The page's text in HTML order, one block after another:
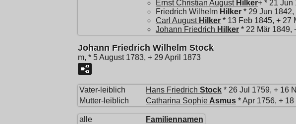
Ernst Christian August Hilker+ * 21 Jun
Friedrich Wilhelm Hilker * 29 Jun
Carl August Hilker * 13 Feb 1845, + 27
Johann Friedrich Hilker * 22 Mär 1849,
Johann Friedrich Wilhelm Stock
m, * 5 August 1783, + 29 April 1873
Vater-leiblich Hans Friedrich Stock * 26 Jul 1759, + 16
Mutter-leiblich
Catharina Sophie Asmus * Apr 1756, +
alle Familiennamen